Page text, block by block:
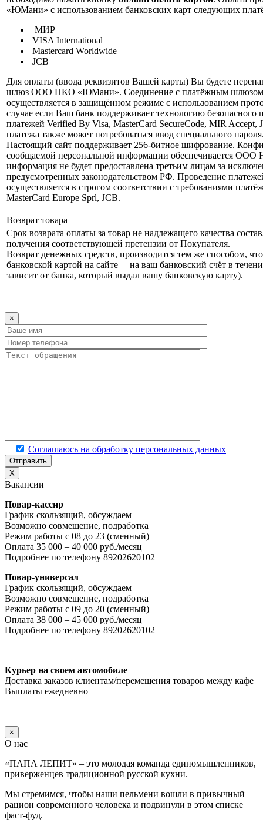
«ЮМани» с использованием банковских карт следующих
МИР
VISA International
Mastercard Worldwide
JCB
Для оплаты (ввода реквизитов Вашей карты) Вы будете
шлюз ООО НКО «ЮМани». Соединение с платёжным шлюзом
осуществляется в защищённом режиме с использованием
случае если Ваш банк поддерживает технологию безопасного
платежей Verified By Visa, MasterCard SecureCode, MIR Accept,
платежа также может потребоваться ввод специального
Настоящий сайт поддерживает 256-битное шифрование.
сообщаемой персональной информации обеспечивается
информация не будет предоставлена третьим лицам за
предусмотренных законодательством РФ. Проведение
осуществляется в строгом соответствии с требованиями
MasterCard Europe Sprl, JCB.
Возврат товара
Срок возврата оплаты за товар не надлежащего качества
получения соответствующей претензии от Покупателя.
Возврат денежных средств, производится тем же способом,
банковской картой на сайте – на ваш банковский счёт в
зависит от банка, который выдал вашу банковскую карту).
×
Соглашаюсь на обработку персональных данных
X
Вакансии
Повар-кассир
График скользящий, обсуждаем
Возможно совмещение, подработка
Режим работы с 08 до 23 (сменный)
Оплата 35 000 – 40 000 руб./месяц
Подробнее по телефону 89202620102
Повар-универсал
График скользящий, обсуждаем
Возможно совмещение, подработка
Режим работы с 09 до 20 (сменный)
Оплата 38 000 – 45 000 руб./месяц
Подробнее по телефону 89202620102
Курьер на своем автомобиле
Доставка заказов клиентам/перемещения товаров между кафе
Выплаты ежедневно
×
О нас
«ПАПА ЛЕПИТ» – это молодая команда единомышленников,
приверженцев традиционной русской кухни.
Мы стремимся, чтобы наши пельмени вошли в привычный
рацион современного человека и подвинули в этом списке
фаст-фуд.